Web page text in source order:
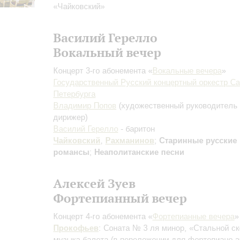
«Чайковский»
Василий Герелло
Вокальный вечер
Концерт 3-го абонемента « Вокальные вечера»
Государственный Русский концертный оркестр
Петербурга
Владимир Попов (художественный руководитель
дирижер)
Василий Герелло - баритон
Чайковский, Рахманинов; Старинные русские
романсы; Неаполитанские песни
Алексей Зуев
Фортепианный вечер
Концерт 4-го абонемента «Фортепианные вечера»
Прокофьев: Соната № 3 ля минор, «Стальной